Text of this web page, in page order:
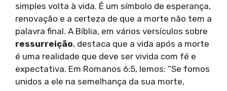
simples volta à vida. É um símbolo de esperança,
renovação e a certeza de que a morte não tem a
palavra final. A Bíblia, em vários versículos sobre
ressurreição, destaca que a vida após a morte
é uma realidade que deve ser vivida com fé e
expectativa. Em Romanos 6:5, lemos: “Se fomos
unidos a ele na semelhança da sua morte,